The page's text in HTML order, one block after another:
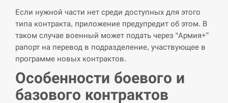
СЕРПЕНЬ
“Они должны быть уничтожены”: в МИДе
ответили, как отреагируют на…
СЕРПЕНЬ
13:10
Тайвань проводить найбільші військові
Если нужной части нет среди доступных для этого
типа контракта, приложение предупредит об этом. В
таком случае военный может подать через “Армия+”
рапорт на перевод в подразделение, участвующее в
программе новых контрактов.
Особенности боевого и
базового контрактов